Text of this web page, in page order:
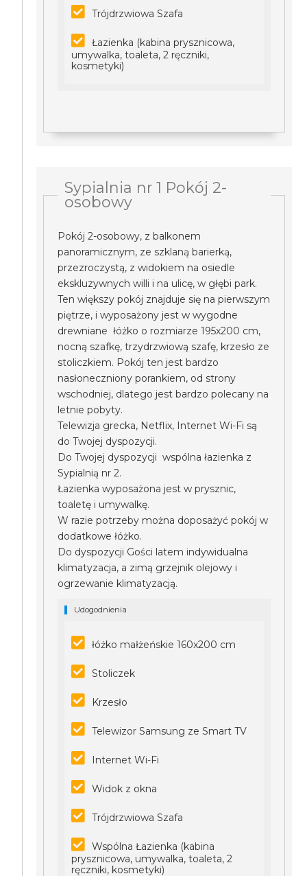
Trójdrzwiowa Szafa
Łazienka (kabina prysznicowa,
umywalka, toaleta, 2 ręczniki,
kosmetyki)
Sypialnia nr 1 Pokój 2-
osobowy
Pokój 2-osobowy, z balkonem
panoramicznym, ze szklaną barierką,
przezroczystą, z widokiem na osiedle
ekskluzywnych willi i na ulicę, w głębi park.
Ten większy pokój znajduje się na pierwszym
piętrze, i wyposażony jest w wygodne
drewniane łóżko o rozmiarze 195x200 cm,
nocną szafkę, trzydrzwiową szafę, krzesło ze
stoliczkiem. Pokój ten jest bardzo
nasłoneczniony porankiem, od strony
wschodniej, dlatego jest bardzo polecany na
letnie pobyty.
Telewizja grecka, Netflix, Internet Wi-Fi są
do Twojej dyspozycji.
Do Twojej dyspozycji wspólna łazienka z
Sypialnią nr 2.
Łazienka wyposażona jest w prysznic,
toaletę i umywalkę.
W razie potrzeby można doposażyć pokój w
dodatkowe łóżko.
Do dyspozycji Gości latem indywidualna
klimatyzacja, a zimą grzejnik olejowy i
ogrzewanie klimatyzacją.
Udogodnienia
łóżko małżeńskie 160x200 cm
Stoliczek
Krzesło
Telewizor Samsung ze Smart TV
Internet Wi-Fi
Widok z okna
Trójdrzwiowa Szafa
Wspólna Łazienka (kabina
prysznicowa, umywalka, toaleta, 2
ręczniki, kosmetyki)